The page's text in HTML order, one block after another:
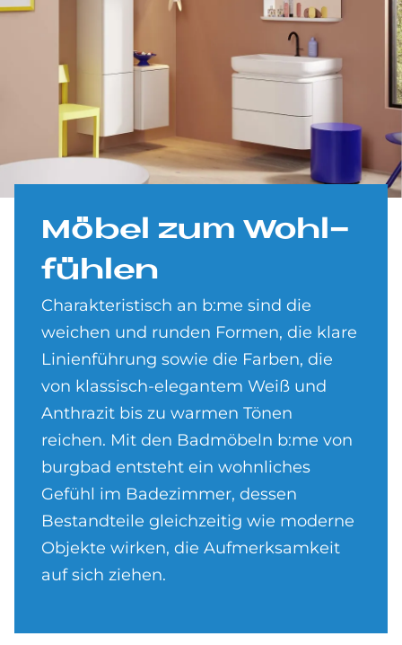
Mö­bel zum Wohl­
füh­len
Charakteristisch an b:me sind die
weichen und runden Formen, die klare
Linienführung sowie die Farben, die
von klassisch-elegantem Weiß und
Anthrazit bis zu warmen Tönen
reichen. Mit den Badmöbeln b:me von
burgbad entsteht ein wohnliches
Gefühl im Badezimmer, dessen
Bestandteile gleichzeitig wie moderne
Objekte wirken, die Aufmerksamkeit
auf sich ziehen.